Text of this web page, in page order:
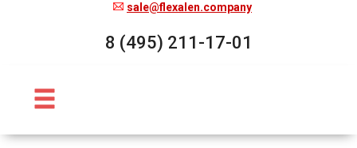
sale@flexalen.company
8 (495) 211-17-01